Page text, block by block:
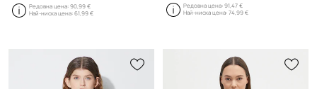
Редовна цена:90,99 €
Най-ниска цена:61,99 €
Редовна цена:91,47 €
Най-ниска цена:74,99 €